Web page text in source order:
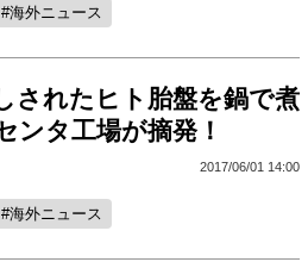
海外ニュース
されたヒト胎盤を鍋で煮
タ工場が摘発！
2017/06/01 14:00
海外ニュース